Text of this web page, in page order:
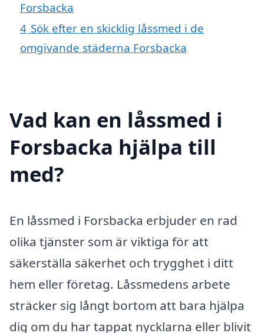
Forsbacka
4 Sök efter en skicklig låssmed i de
omgivande städerna Forsbacka
Vad kan en låssmed i
Forsbacka hjälpa till
med?
En låssmed i Forsbacka erbjuder en rad
olika tjänster som är viktiga för att
säkerställa säkerhet och trygghet i ditt
hem eller företag. Låssmedens arbete
sträcker sig långt bortom att bara hjälpa
dig om du har tappat nycklarna eller blivit